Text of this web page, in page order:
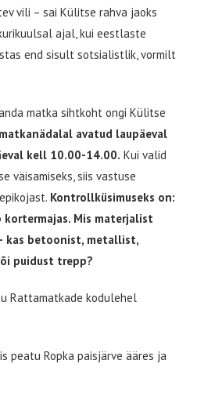
vili – sai Külitse rahva jaoks
ajal, kui eestlaste
end sisult sotsialistlik, vormilt
matka sihtkoht ongi Külitse
avatud laupäeval
kell 10.00-14.00. Kui valid
väisamiseks, siis vastuse
Kontrollküsimuseks on:
kortermajas. Mis materjalist
kas betoonist, metallist,
puidust trepp?
Rattamatkade kodulehel
peatu Ropka paisjärve ääres ja